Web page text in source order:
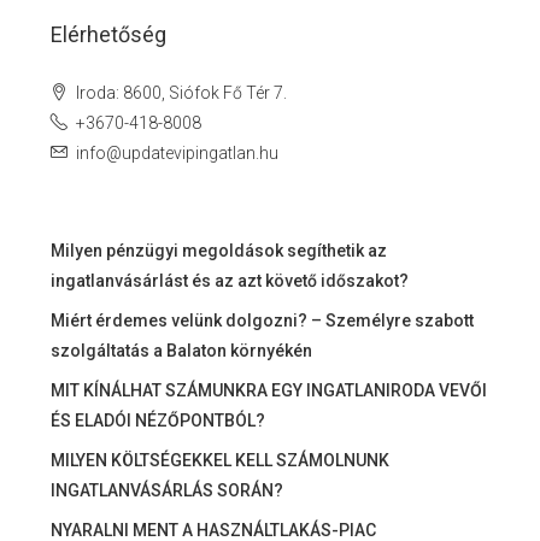
Elérhetőség
Iroda: 8600, Siófok Fő Tér 7.
+3670-418-8008
info@updatevipingatlan.hu
Milyen pénzügyi megoldások segíthetik az
ingatlanvásárlást és az azt követő időszakot?
Miért érdemes velünk dolgozni? – Személyre szabott
szolgáltatás a Balaton környékén
MIT KÍNÁLHAT SZÁMUNKRA EGY INGATLANIRODA VEVŐI
ÉS ELADÓI NÉZŐPONTBÓL?
MILYEN KÖLTSÉGEKKEL KELL SZÁMOLNUNK
INGATLANVÁSÁRLÁS SORÁN?
NYARALNI MENT A HASZNÁLTLAKÁS-PIAC